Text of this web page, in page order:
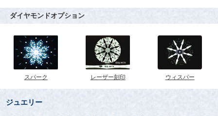
ダイヤモンドオプション
スパーク レーザー刻印 ウィスパー
ジュエリー